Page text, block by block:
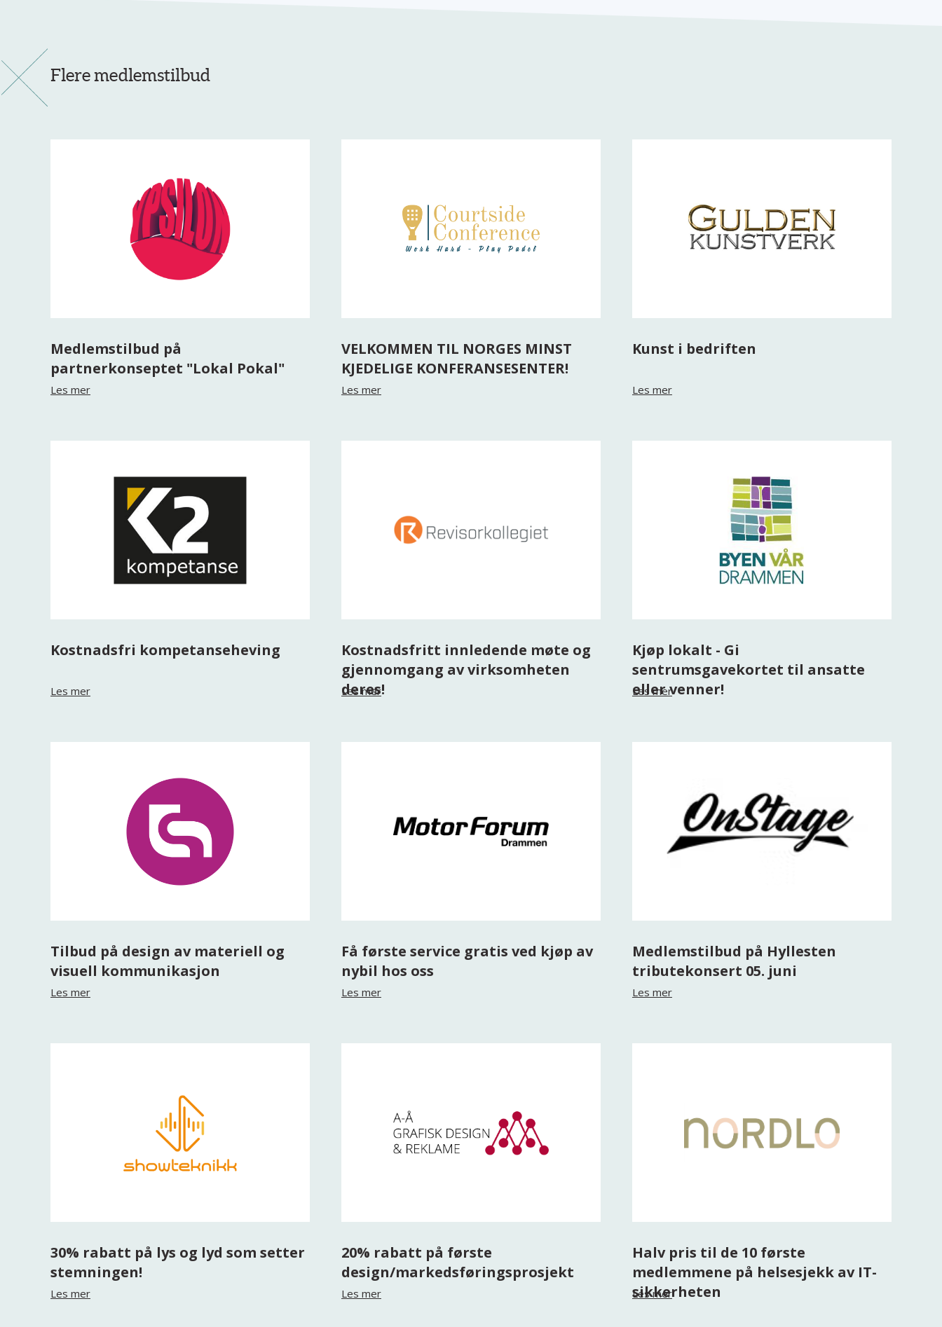
Flere medlemstilbud
Medlemstilbud på
partnerkonseptet "Lokal Pokal"
Les mer
VELKOMMEN TIL NORGES MINST
KJEDELIGE KONFERANSESENTER!
Les mer
Kunst i bedriften
Les mer
Kostnadsfri kompetanseheving
Les mer
Kostnadsfritt innledende møte og
gjennomgang av virksomheten
deres!
Les mer
Kjøp lokalt - Gi
sentrumsgavekortet til ansatte
eller venner!
Les mer
Tilbud på design av materiell og
visuell kommunikasjon
Les mer
Få første service gratis ved kjøp av
nybil hos oss
Les mer
Medlemstilbud på Hyllesten
tributekonsert 05. juni
Les mer
30% rabatt på lys og lyd som setter
stemningen!
Les mer
20% rabatt på første
design/markedsføringsprosjekt
Les mer
Halv pris til de 10 første
medlemmene på helsesjekk av IT-
sikkerheten
Les mer